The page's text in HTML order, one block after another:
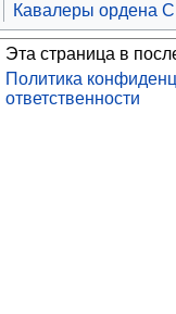
Кавалеры ордена
Эта страница в
Политика
ответственности